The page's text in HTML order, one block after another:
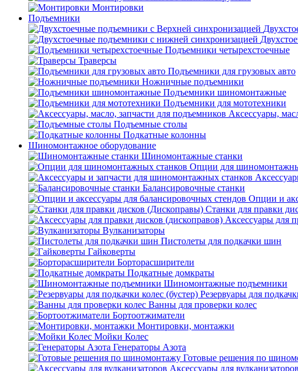
Монтировки
Подъемники
Подъемники четырехстоечные
Траверсы
Подъемники для грузовых авто
Ножничные подъемники
Подъемники шиномонтажные
Подъемники для мототехники
Аксессуары,
Подъемные столы
Подкатные колонны
Шиномонтажное оборудование
Шиномонтажные станки
Опции для
Балансировочные станки
Опции и
Станки для правки
Аксессуары для
Вулканизаторы
Пистолеты для подкачки шин
Гайковерты
Борторасширители
Подкатные домкраты
Шиномонтажные подъемники
Резервуары для
Ванны для проверки колес
Бортоотжиматели
Монтировки, монтажки
Мойки Колес
Генераторы Азота
Готовые решения по
Аксессуары для вулканизаторов